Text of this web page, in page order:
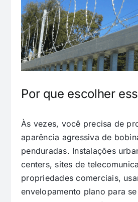
Por que escolher
Às vezes, você precisa de
aparência agressiva de
penduradas. Instalações
centers, sites de
propriedades comerciais,
envelopamento plano para